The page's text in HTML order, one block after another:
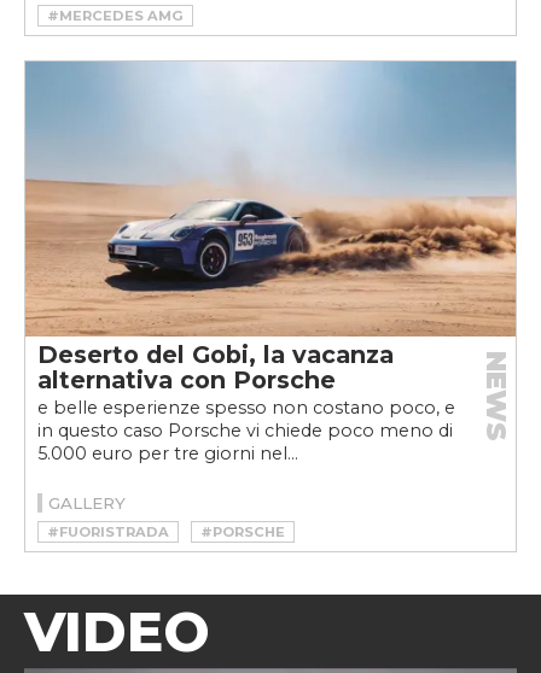
#MERCEDES AMG
#MERCEDES-AMG CLA 45 4MATIC+
Deserto del Gobi, la vacanza
alternativa con Porsche
e belle esperienze spesso non costano poco, e
in questo caso Porsche vi chiede poco meno di
5.000 euro per tre giorni nel...
NEWS
GALLERY
#FUORISTRADA #PORSCHE
VIDEO